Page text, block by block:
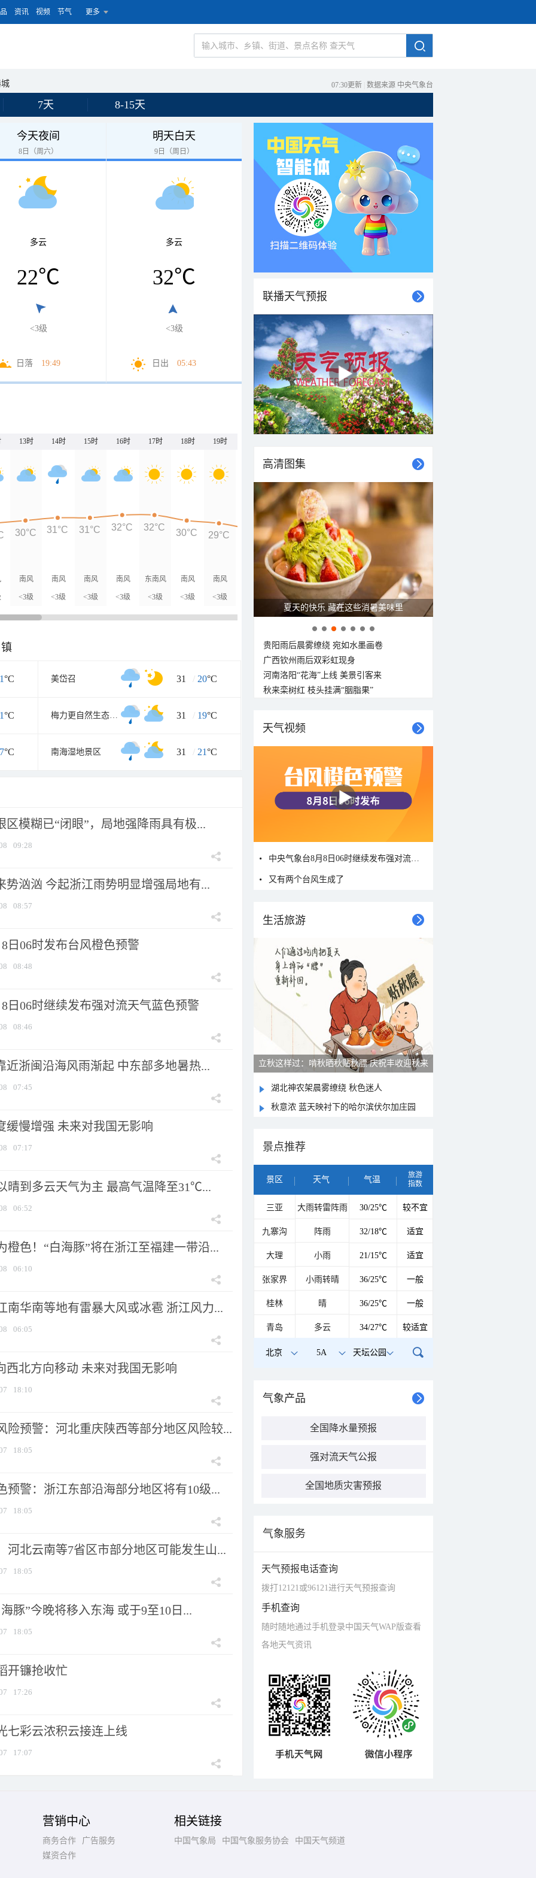
资讯 视频 节气 更多
07:30更新 数据来源 中央气象台
7天 8-15天
今天夜间
8日（周六）
多云
22℃
<3级
日落 19:49
明天白天
9日（周日）
多云
32℃
<3级
日出 05:43
13时 14时 15时 16时 17时 18时 19时
南风
<3级
南风
<3级
南风
<3级
南风
<3级
东南风
<3级
南风
<3级
南风
<3级 <3级
东南风
<3级
东南风
<3级
东南风
<3级 <3级
东南风
<3级
30°C 31°C 31°C 32°C 32°C
30°C 29°C
27°C 26°C 25°C 25°C
°C 美岱召 31 / 20°C
°C 梅力更自然生态风景区 31 / 19°C
°C 南海湿地景区 31 / 21°C
区模糊已“闭眼”，局地强降雨具有极...
09:28
势汹汹 今起浙江雨势明显增强局地有...
08:57
日06时发布台风橙色预警
08:48
日06时继续发布强对流天气蓝色预警
08:46
近浙闽沿海风雨渐起 中东部多地暑热...
07:45
缓慢增强 未来对我国无影响
07:17
晴到多云天气为主 最高气温降至31℃...
06:52
橙色！“白海豚”将在浙江至福建一带沿...
06:10
南华南等地有雷暴大风或冰雹 浙江风力...
06:05
西北方向移动 未来对我国无影响
18:10
险预警：河北重庆陕西等部分地区风险较...
18:05
预警：浙江东部沿海部分地区将有10级...
18:05
河北云南等7省区市部分地区可能发生山...
18:05
豚”今晚将移入东海 或于9至10日...
18:05
开镰抢收忙
17:26
七彩云浓积云接连上线
17:07
联播天气预报
高清图集
夏天的快乐 藏在这些消暑美味里
贵阳雨后晨雾缭绕 宛如水墨画卷
广西钦州雨后双彩虹现身
河南洛阳“花海”上线 美景引客来
秋来栾树红 枝头挂满“胭脂果”
天气视频
中央气象台8月8日06时继续发布强对流天气蓝色预警
又有两个台风生成了
生活旅游
立秋这样过：啃秋晒秋贴秋膘 庆祝丰收迎秋来
湖北神农架晨雾缭绕 秋色迷人
秋意浓 蓝天映衬下的哈尔滨伏尔加庄园
景点推荐
景区 天气 气温
旅游
指数
三亚 大雨转雷阵雨 30/25℃ 较不宜
九寨沟 阵雨 32/18℃ 适宜
大理 小雨 21/15℃ 适宜
张家界 小雨转晴 36/25℃ 一般
桂林 晴 36/25℃ 一般
青岛 多云 34/27℃ 较适宜
北京 5A 天坛公园
气象产品
全国降水量预报
强对流天气公报
全国地质灾害预报
气象服务
天气预报电话查询
拨打12121或96121进行天气预报查询
手机查询
随时随地通过手机登录中国天气WAP版查看
各地天气资讯
营销中心
商务合作
广告服务
媒资合作
相关链接
中国气象局 中国气象服务协会 中国天气频道